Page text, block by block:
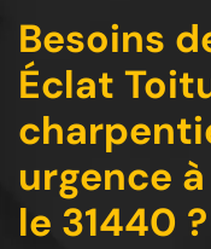
Besoins
Éclat
urgence
le 31440 ?